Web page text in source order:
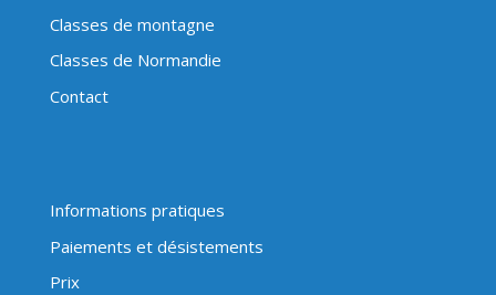
Classes de montagne
Classes de Normandie
Contact
Informations pratiques
Paiements et désistements
Prix